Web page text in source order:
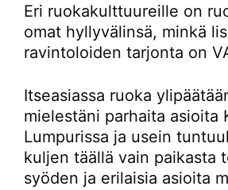
Eri ruokakulttuureille on
omat hyllyvälinsä, minkä
ravintoloiden tarjonta on
Itseasiassa ruoka
mielestäni parhaita asioita
Lumpurissa ja usein
kuljen täällä vain paikasta
syöden ja erilaisia asioita